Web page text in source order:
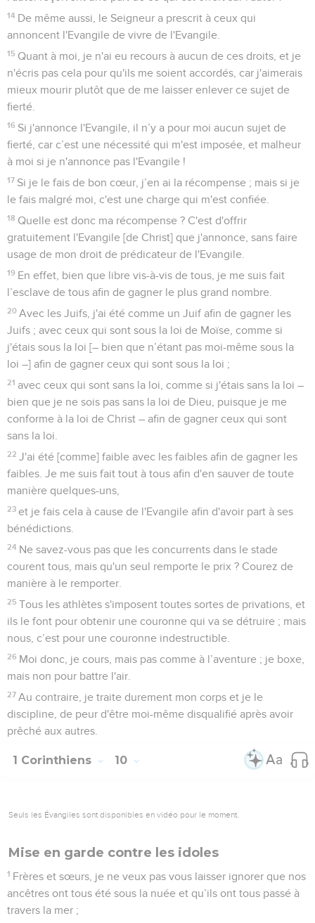
14 De même aussi, le Seigneur a prescrit à ceux qui
annoncent l'Evangile de vivre de l'Evangile.
15 Quant à moi, je n'ai eu recours à aucun de ces droits, et je
n'écris pas cela pour qu'ils me soient accordés, car j'aimerais
mieux mourir plutôt que de me laisser enlever ce sujet de
fierté.
16 Si j'annonce l'Evangile, il n’y a pour moi aucun sujet de
fierté, car c’est une nécessité qui m'est imposée, et malheur
à moi si je n'annonce pas l'Evangile !
17 Si je le fais de bon cœur, j’en ai la récompense ; mais si je
le fais malgré moi, c'est une charge qui m'est confiée.
18 Quelle est donc ma récompense ? C'est d'offrir
gratuitement l'Evangile [de Christ] que j'annonce, sans faire
usage de mon droit de prédicateur de l'Evangile.
19 En effet, bien que libre vis-à-vis de tous, je me suis fait
l’esclave de tous afin de gagner le plus grand nombre.
20 Avec les Juifs, j'ai été comme un Juif afin de gagner les
Juifs ; avec ceux qui sont sous la loi de Moïse, comme si
j'étais sous la loi [– bien que n’étant pas moi-même sous la
loi –] afin de gagner ceux qui sont sous la loi ;
21 avec ceux qui sont sans la loi, comme si j'étais sans la loi –
bien que je ne sois pas sans la loi de Dieu, puisque je me
conforme à la loi de Christ – afin de gagner ceux qui sont
sans la loi.
22 J'ai été [comme] faible avec les faibles afin de gagner les
faibles. Je me suis fait tout à tous afin d'en sauver de toute
manière quelques-uns,
23 et je fais cela à cause de l'Evangile afin d'avoir part à ses
bénédictions.
24 Ne savez-vous pas que les concurrents dans le stade
courent tous, mais qu'un seul remporte le prix ? Courez de
manière à le remporter.
25 Tous les athlètes s'imposent toutes sortes de privations, et
ils le font pour obtenir une couronne qui va se détruire ; mais
nous, c’est pour une couronne indestructible.
26 Moi donc, je cours, mais pas comme à l’aventure ; je boxe,
mais non pour battre l'air.
27 Au contraire, je traite durement mon corps et je le
discipline, de peur d'être moi-même disqualifié après avoir
prêché aux autres.
1 Corinthiens 10
Seuls les Évangiles sont disponibles en vidéo pour le moment.
Mise en garde contre les idoles
1 Frères et sœurs, je ne veux pas vous laisser ignorer que nos
ancêtres ont tous été sous la nuée et qu’ils ont tous passé à
travers la mer ;